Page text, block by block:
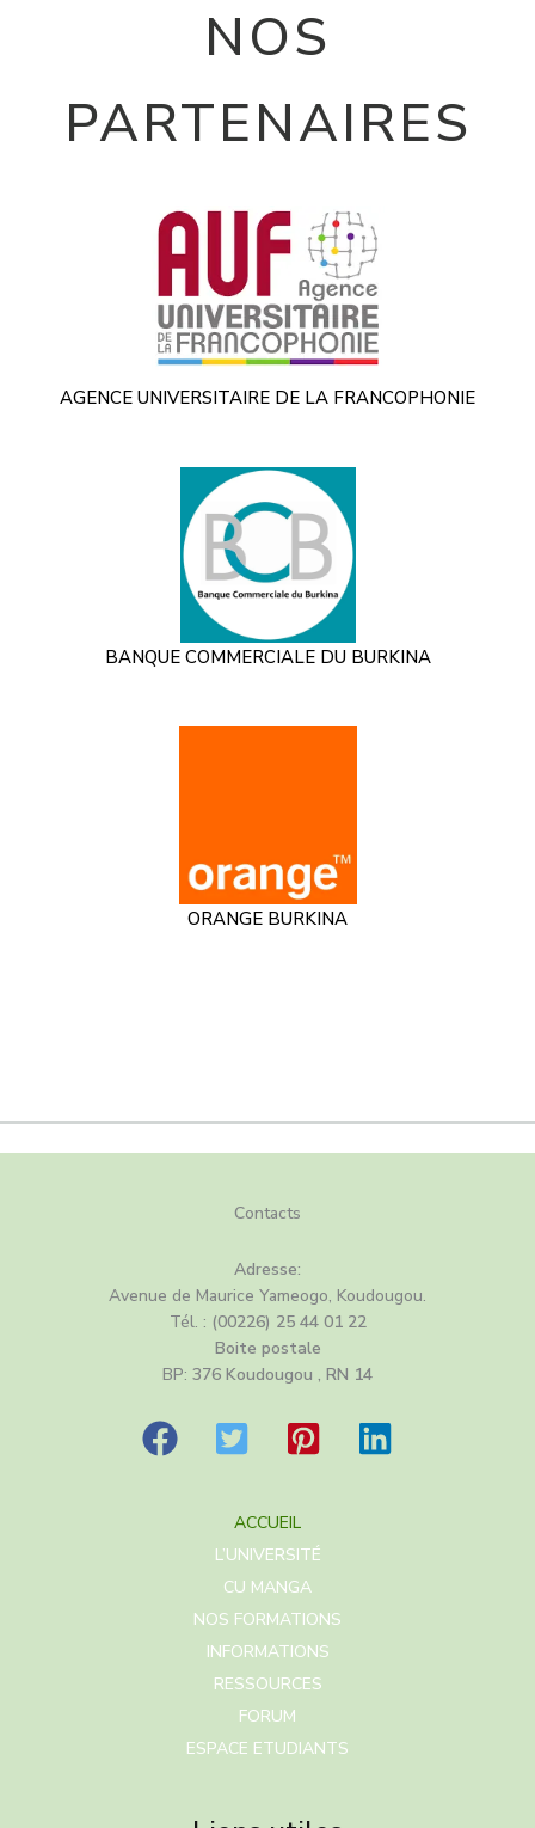
NOS
PARTENAIRES
AGENCE UNIVERSITAIRE DE LA FRANCOPHONIE
BANQUE COMMERCIALE DU BURKINA
ORANGE BURKINA
Contacts
Adresse:
Avenue de Maurice Yameogo, Koudougou.
Tél. : (00226) 25 44 01 22
Boite postale
BP: 376 Koudougou , RN 14
ACCUEIL
L’UNIVERSITÉ
CU MANGA
NOS FORMATIONS
INFORMATIONS
RESSOURCES
FORUM
ESPACE ETUDIANTS